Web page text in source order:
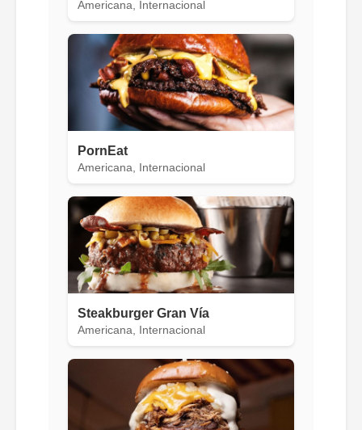
Americana, Internacional
PornEat
Americana, Internacional
Steakburger Gran Vía
Americana, Internacional